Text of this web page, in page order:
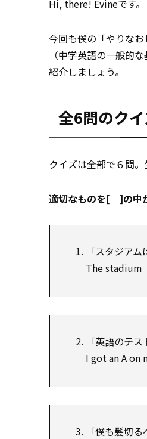
Hi, there! Evineです。
今回も僕の「やりな
（中学英語の一般的
紹介しましょう。
全6問のクイ
クイズは全部で６問
適切なものを[ ]の中
「スタジア
The stadium
「英語のテ
I got an A on
「僕も髪切